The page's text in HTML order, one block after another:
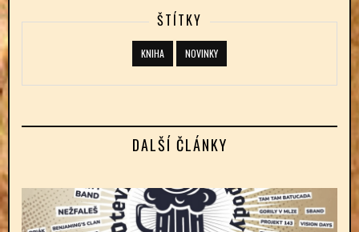
ŠTÍTKY
KNIHA NOVINKY
DALŠÍ ČLÁNKY